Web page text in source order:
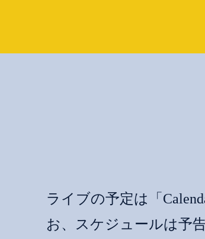
ライブの予定は「
お、スケジュールは予